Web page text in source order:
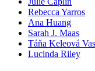
Rebecca Yarros
Ana Huang
Sarah J. Maas
Táňa Keleová
Lucinda Riley